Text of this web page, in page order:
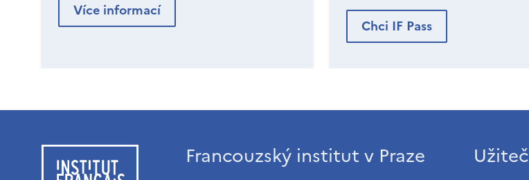
Více informací
Chci IF Pass
Francouzský institut v Praze